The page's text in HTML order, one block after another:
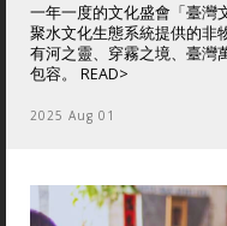
一年一度的文化盛會「臺灣
聚水文化生態系統提供的非
有河之靈、穿霧之境、臺灣
包容。 READ>
2025 Aug 01